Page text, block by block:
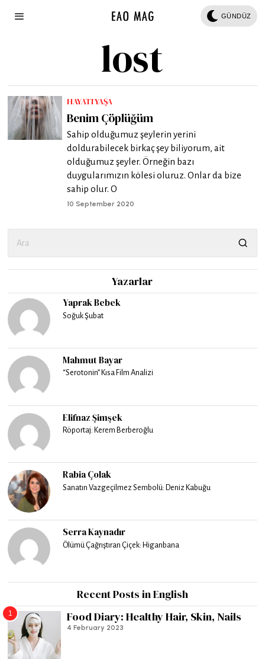
GÜNDÜZ
lost
HAYATI YAŞA
Benim Çöplüğüm
Sahip olduğumuz şeylerin yerini
doldurabilecek birkaç şey biliyorum, ait
olduğumuz şeyler. Örneğin bazı
duygularımızın kölesi oluruz. Onlar da bize
sahip olur. O
10 September 2020
Yazarlar
Yaprak Bebek
Soğuk Şubat
Mahmut Bayar
“Serotonin” Kısa Film Analizi
Elifnaz Şimşek
Röportaj: Kerem Berberoğlu
Rabia Çolak
Sanatın Vazgeçilmez Sembolü: Deniz Kabuğu
Serra Kaynadır
Ölümü Çağrıştıran Çiçek: Higanbana
Recent Posts in English
1 Food Diary: Healthy Hair, Skin, Nails
4 February 2023